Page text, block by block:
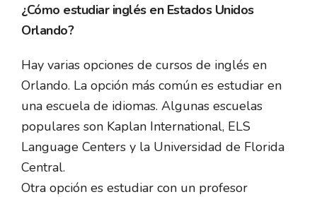
¿Cómo estudiar inglés en Estados Unidos
Orlando?
Hay varias opciones de cursos de inglés en
Orlando. La opción más común es estudiar en
una escuela de idiomas. Algunas escuelas
populares son Kaplan International, ELS
Language Centers y la Universidad de Florida
Central.
Otra opción es estudiar con un profesor